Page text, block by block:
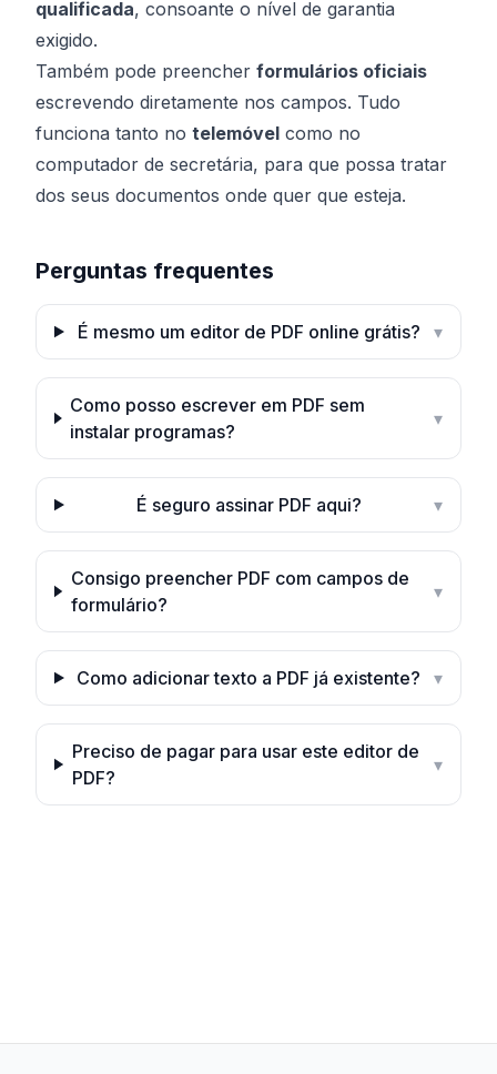
qualificada, consoante o nível de garantia
exigido.
Também pode preencher formulários oficiais
escrevendo diretamente nos campos. Tudo
funciona tanto no telemóvel como no
computador de secretária, para que possa tratar
dos seus documentos onde quer que esteja.
Perguntas frequentes
É mesmo um editor de PDF online grátis? ▾
Como posso escrever em PDF sem
instalar programas?
▾
É seguro assinar PDF aqui? ▾
Consigo preencher PDF com campos de
formulário?
▾
Como adicionar texto a PDF já existente? ▾
Preciso de pagar para usar este editor de
PDF?
▾